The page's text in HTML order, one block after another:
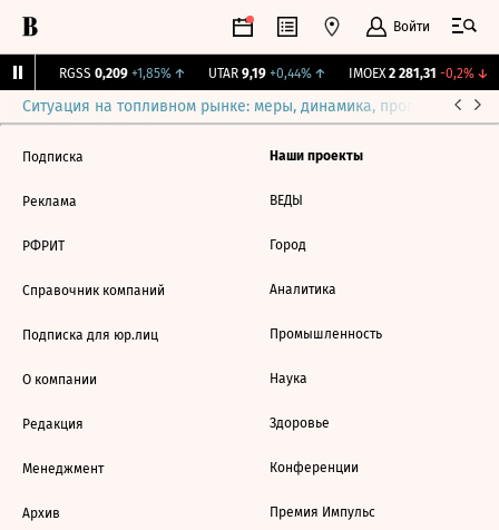
Войти
RGSS 0,209 +1,85%↑ UTAR 9,19 +0,44%↑ IMOEX 2 281,31 -0,2%↓
Ситуация на топливном рынке: меры, динамика, прогнозы
Подписка
Реклама
РФРИТ
Справочник компаний
Подписка для юр.лиц
О компании
Редакция
Менеджмент
Архив
Наши проекты
ВЕДЫ
Город
Аналитика
Промышленность
Наука
Здоровье
Конференции
Премия Импульс